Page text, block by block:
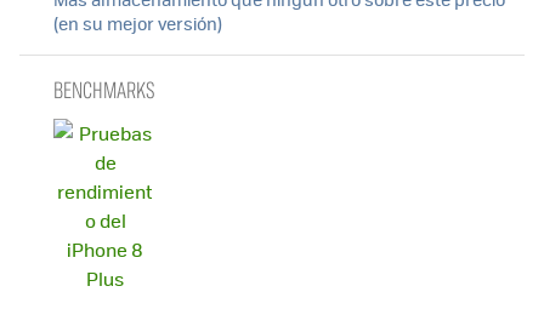
(en su mejor versión)
BENCHMARKS